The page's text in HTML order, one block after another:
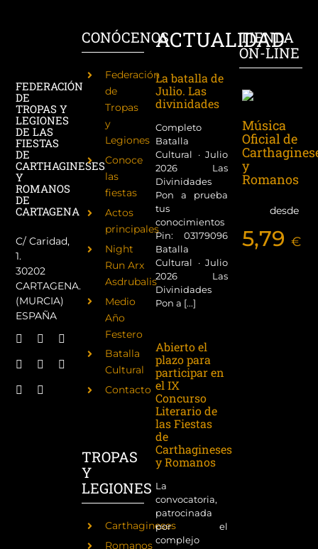
FEDERACIÓN
DE
TROPAS Y
LEGIONES
DE LAS
FIESTAS
DE
CARTHAGINESES
Y
ROMANOS
DE
CARTAGENA
C/ Caridad,
1.
30202
CARTAGENA.
(MURCIA)
ESPAÑA
CONÓCENOS
Federación
de
Tropas
y
Legiones
Conoce
las
fiestas
Actos
principales
Night
Run Arx
Asdrubalis
Medio
Año
Festero
Batalla
Cultural
Contacto
TROPAS
Y
LEGIONES
Carthagineses
Romanos
ACTUALIDAD
La batalla de
Julio. Las
divinidades
Completo
Batalla
Cultural · Julio
2026 Las
Divinidades
Pon a prueba
tus
conocimientos
Pin: 03179096
Batalla
Cultural · Julio
2026 Las
Divinidades
Pon a [...]
Abierto el
plazo para
participar en
el IX
Concurso
Literario de
las Fiestas
de
Carthagineses
y Romanos
La
convocatoria,
patrocinada
por el
complejo
TIENDA
ON-LINE
Música
Oficial de
y
Romanos
desde
5,79€